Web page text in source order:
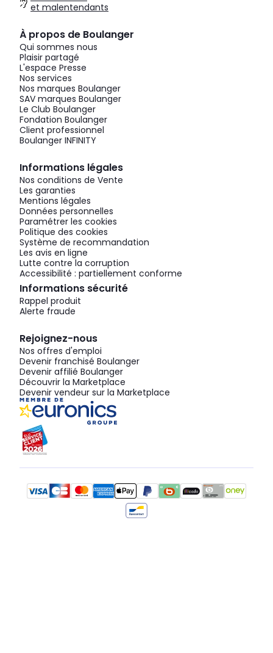
et malentendants
À propos de Boulanger
Qui sommes nous
Plaisir partagé
L'espace Presse
Nos services
Nos marques Boulanger
SAV marques Boulanger
Le Club Boulanger
Fondation Boulanger
Client professionnel
Boulanger INFINITY
Informations légales
Nos conditions de Vente
Les garanties
Mentions légales
Données personnelles
Paramétrer les cookies
Politique des cookies
Système de recommandation
Les avis en ligne
Lutte contre la corruption
Accessibilité : partiellement conforme
Informations sécurité
Rappel produit
Alerte fraude
Rejoignez-nous
Nos offres d'emploi
Devenir franchisé Boulanger
Devenir affilié Boulanger
Découvrir la Marketplace
Devenir vendeur sur la Marketplace